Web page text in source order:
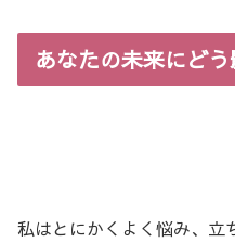
あなたの未来にどう
私はとにかくよく悩み、立